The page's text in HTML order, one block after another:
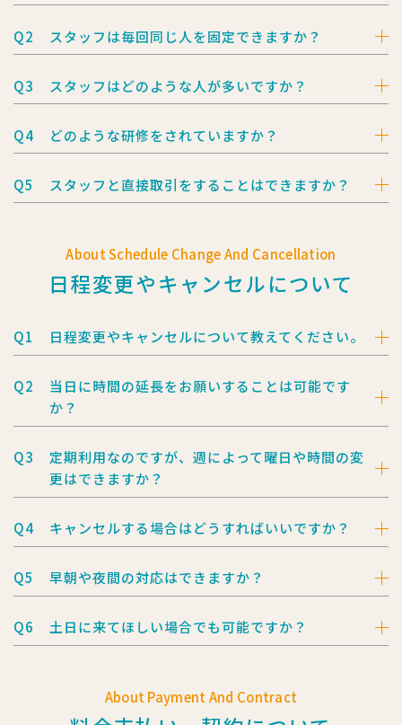
Q2 スタッフは毎回同じ人を固定できますか？
Q3 スタッフはどのような人が多いですか？
Q4 どのような研修をされていますか？
Q5 スタッフと直接取引をすることはできますか？
About Schedule Change And Cancellation
日程変更やキャンセルについて
Q1 日程変更やキャンセルについて教えてください。
Q2
当日に時間の延長をお願いすることは可能です
か？
Q3 定期利用なのですが、 週によって曜日や時間の変
更はできますか？
Q4 キャンセルする場合はどうすればいいですか？
Q5 早朝や夜間の対応はできますか？
Q6 土日に来てほしい場合でも可能ですか？
About Payment And Contract